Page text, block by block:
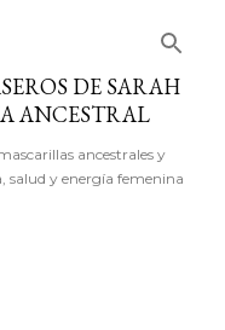
DE SARAH
ANCESTRAL
ancestrales y
salud y energía femenina